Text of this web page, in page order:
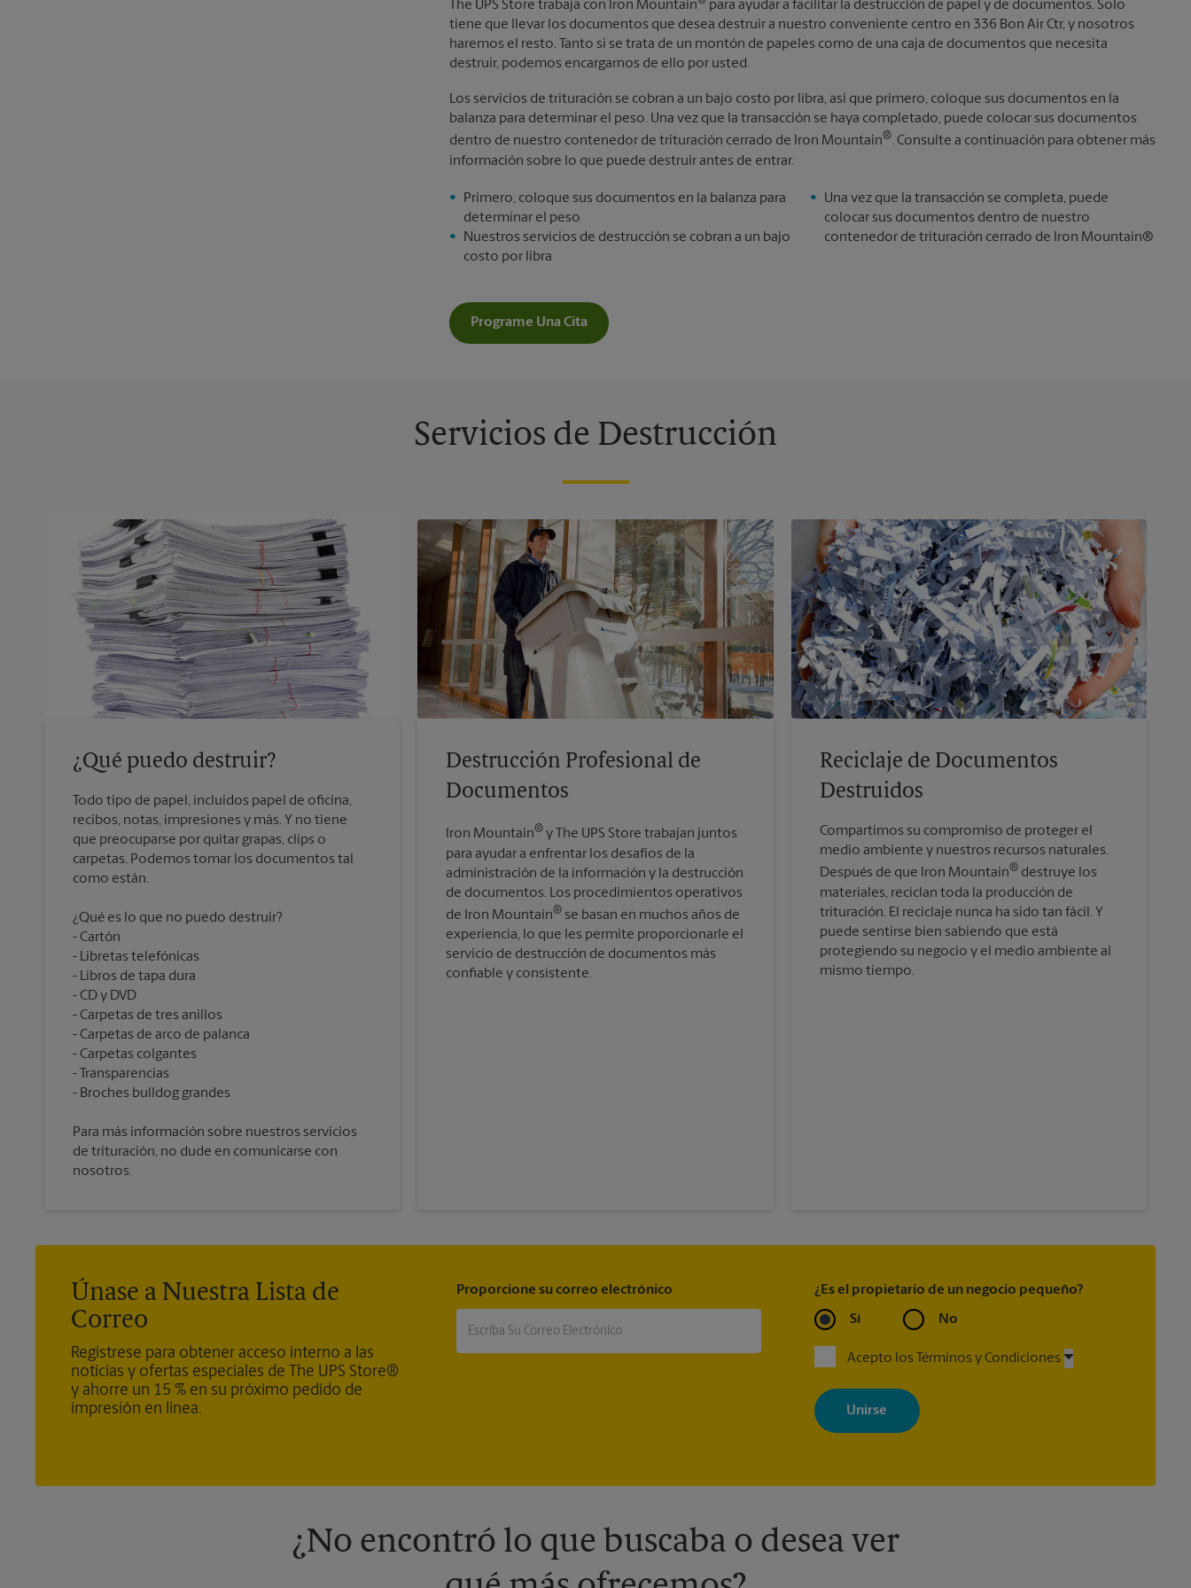
The UPS Store trabaja con Iron Mountain
para ayudar a facilitar la destrucción de papel y de documentos. Solo
tiene que llevar los documentos que desea destruir a nuestro conveniente centro en 336 Bon Air Ctr, y nosotros
haremos el resto. Tanto si se trata de un montón de papeles como de una caja de documentos que necesita
destruir, podemos encargarnos de ello por usted.
Los servicios de trituración se cobran a un bajo costo por libra, así que primero, coloque sus documentos en la
balanza para determinar el peso. Una vez que la transacción se haya completado, puede colocar sus documentos
dentro de nuestro contenedor de trituración cerrado de Iron Mountain®. Consulte a continuación para obtener más
información sobre lo que puede destruir antes de entrar.
Primero, coloque sus documentos en la balanza para
determinar el peso
Nuestros servicios de destrucción se cobran a un bajo
costo por libra
Una vez que la transacción se completa, puede
colocar sus documentos dentro de nuestro
contenedor de trituración cerrado de Iron Mountain®
Programe Una Cita
Servicios de Destrucción
¿Qué puedo destruir?
Todo tipo de papel, incluidos papel de oficina,
recibos, notas, impresiones y más. Y no tiene
que preocuparse por quitar grapas, clips o
carpetas. Podemos tomar los documentos tal
¿Qué es lo que no puedo destruir?
Cartón
Libretas telefónicas
Libros de tapa dura
CD y DVD
Carpetas de tres anillos
Carpetas de arco de palanca
Carpetas colgantes
Transparencias
Para más información sobre nuestros servicios
de trituración, no dude en comunicarse con
nosotros.
Destrucción Profesional de
Documentos
Iron Mountain® y The UPS Store trabajan juntos
para ayudar a enfrentar los desafíos de la
administración de la información y la destrucción
de documentos. Los procedimientos operativos
de Iron Mountain® se basan en muchos años de
experiencia, lo que les permite proporcionarle el
servicio de destrucción de documentos más
confiable y consistente.
Reciclaje de Documentos
Destruidos
Compartimos su compromiso de proteger el
medio ambiente y nuestros recursos naturales.
Después de que Iron Mountain® destruye los
materiales, reciclan toda la producción de
trituración. El reciclaje nunca ha sido tan fácil. Y
puede sentirse bien sabiendo que está
protegiendo su negocio y el medio ambiente al
mismo tiempo.
Únase a Nuestra Lista de
Correo
Regístrese para obtener acceso interno a las
noticias y ofertas especiales de The UPS Store®
y ahorre un 15 % en su próximo pedido de
impresión en línea.
Proporcione su correo electrónico ¿Es el propietario de un negocio pequeño?
Sí No
Acepto los Términos y Condiciones
Al registrarse, acepta recibir correos electrónicos de The UPS Store
con noticias, ofertas especiales, promociones y mensajes
adaptados a sus intereses. Puede darse de baja en cualquier
momento. Para más información, consulte nuestra política de
información, contacte al centro The UPS Store en su ciudad.
¿No encontró lo que buscaba o desea ver